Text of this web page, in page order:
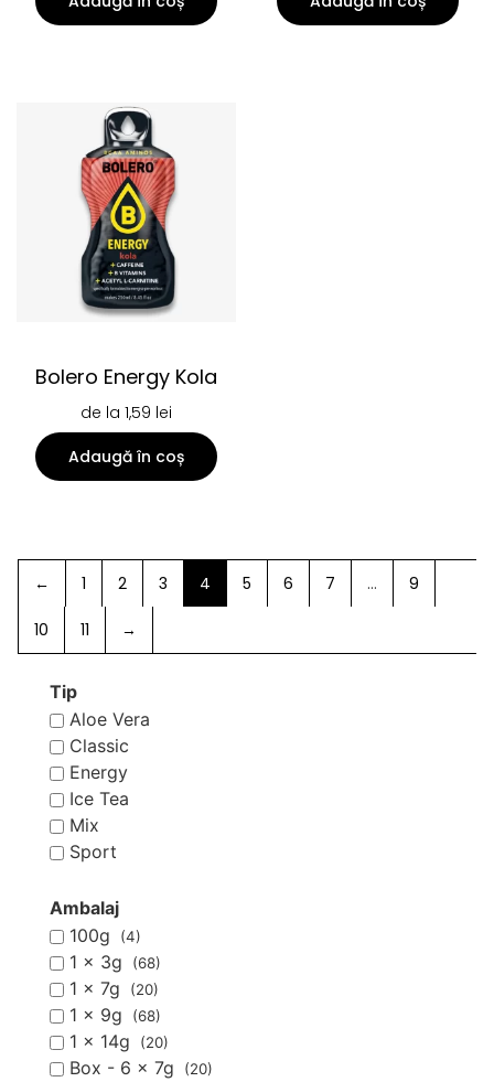
Tip
Aloe Vera
Classic
Energy
Ice Tea
Mix
Sport
Ambalaj
100g
(4)
1 x 3g (68)
1 x 7g (20)
1 x 9g (68)
1 x 14g (20)
Box - 6 x 7g (20)
Bolero Energy Kola
de la 1,59 lei
Adaugă în coș
← 1 2 3 4 5 6 7 … 9
10 11 →